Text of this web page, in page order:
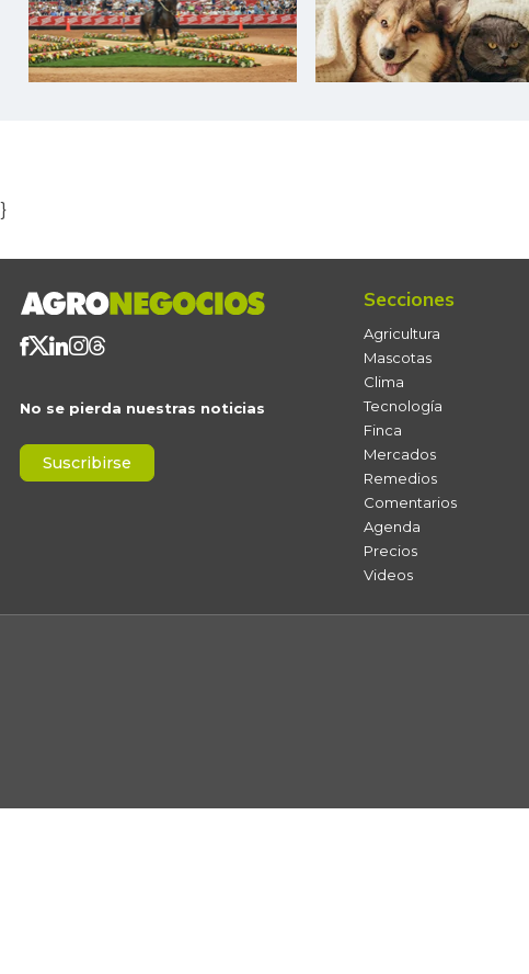
}
No se pierda nuestras noticias
Suscribirse
Secciones
Agricultura
Mascotas
Clima
Tecnología
Finca
Mercados
Remedios
Comentarios
Agenda
Precios
Videos